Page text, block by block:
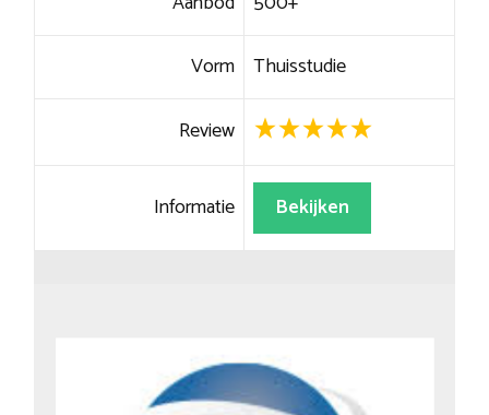
Vorm Thuisstudie
Review
Informatie Bekijken